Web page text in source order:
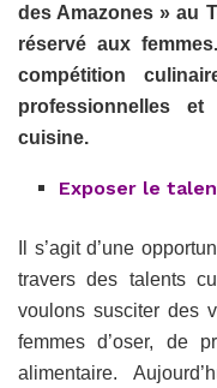
des Amazones » au
réservé aux
compétition
professionnelles
cuisine.
Exposer le
Il s’agit d’une
travers des talents
voulons susciter des
femmes d’oser, de
alimentaire.